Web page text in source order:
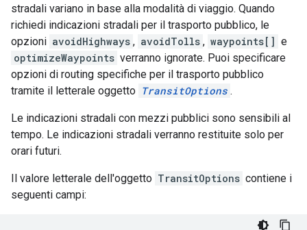
stradali variano in base alla modalità di viaggio. Quando
richiedi indicazioni stradali per il trasporto pubblico, le
opzioni avoidHighways , avoidTolls , waypoints[]
e
optimizeWaypoints verranno ignorate. Puoi specificare
opzioni di routing specifiche per il trasporto pubblico
tramite il letterale oggetto TransitOptions .
Le indicazioni stradali con mezzi pubblici sono sensibili al
tempo. Le indicazioni stradali verranno restituite solo per
orari futuri.
Il valore letterale dell'oggetto TransitOptions contiene i
seguenti campi: